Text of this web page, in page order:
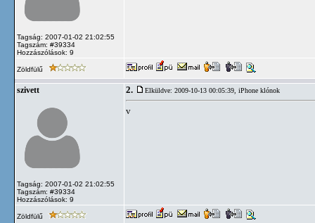
Tagság: 2007-01-02 21:02:55
Tagszám: #39334
Hozzászólások: 9
Zöldfülű
szivett
Tagság: 2007-01-02 21:02:55
Tagszám: #39334
Hozzászólások: 9
2. Elküldve: 2009-10-13 00:05:39, iPhone klónok
v
Zöldfülű